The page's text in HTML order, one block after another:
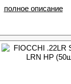
полное описание